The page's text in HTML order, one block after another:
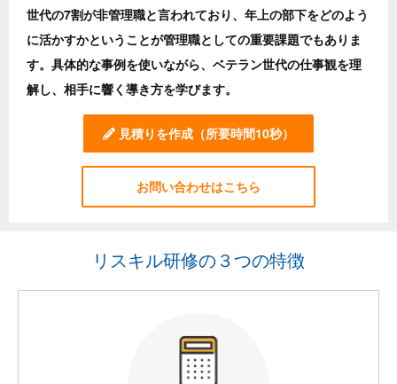
世代の7割が非管理職と言われており、年上の部下をどのよう
に活かすかということが管理職としての重要課題でもありま
す。具体的な事例を使いながら、ベテラン世代の仕事観を理
解し、相手に響く導き方を学びます。
見積りを作成 （所要時間10秒）
お問い合わせはこちら
リスキル研修の３つの特徴